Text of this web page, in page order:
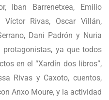
Iban Barrenetxea, Emilio
Víctor Rivas, Oscar Villán,
Dani Padrón y Nuria
ya que todos
en el “Xardín dos libros”,
Rivas y Caxoto, cuentos,
Anxo Moure, y la actividad